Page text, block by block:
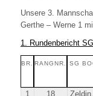
Unsere 3.
Gerthe – Werne 1
1. Rundenbericht
BR. RANGNR. SG
1 18